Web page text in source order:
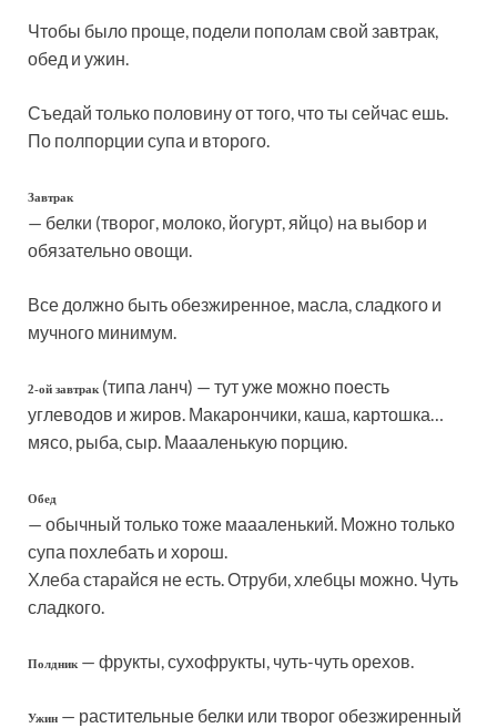
Чтобы было проще, подели пополам свой завтрак,
обед и ужин.
Съедай только половину от того, что ты сейчас ешь.
По полпорции супа и второго.
Завтрак
— белки (творог, молоко, йогурт, яйцо) на выбор и
обязательно овощи.
Все должно быть обезжиренное, масла, сладкого и
мучного минимум.
2-ой завтрак (типа ланч) — тут уже можно поесть
углеводов и жиров. Макарончики, каша, картошка…
мясо, рыба, сыр. Маааленькую порцию.
Обед
— обычный только тоже маааленький. Можно только
супа похлебать и хорош.
Хлеба старайся не есть. Отруби, хлебцы можно. Чуть
сладкого.
Полдник — фрукты, сухофрукты, чуть-чуть орехов.
Ужин — растительные белки или творог обезжиренный